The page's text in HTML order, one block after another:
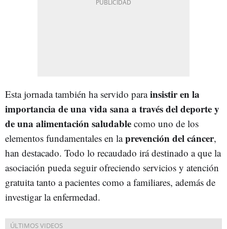
Esta jornada también ha servido parainsistir en la
importancia de una vida sana a través del deporte y
de una alimentación saludable como uno de los
elementos fundamentales en laprevención del cáncer,
han destacado. Todo lo recaudado irá destinado a que la
asociación pueda seguir ofreciendo servicios y atención
gratuita tanto a pacientes como a familiares, además de
investigar la enfermedad.